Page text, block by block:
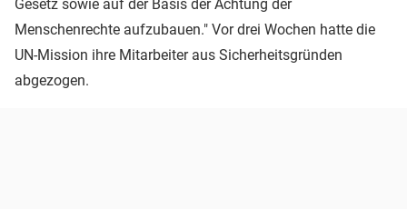
Gesetz sowie auf der Basis der Achtung der
Menschenrechte aufzubauen." Vor drei Wochen hatte die
UN-Mission ihre Mitarbeiter aus Sicherheitsgründen
abgezogen.